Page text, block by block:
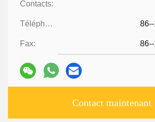
Contacts:
Téléphone:
Fax:
Contact maintenant